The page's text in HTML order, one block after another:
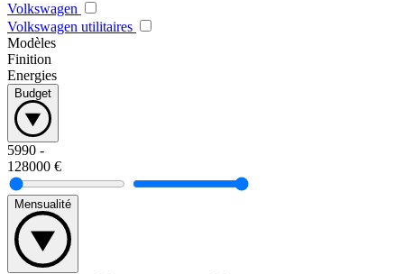
Volkswagen
Volkswagen utilitaires
Modèles
Finition
Energies
Budget
5990 -
128000 €
Mensualité